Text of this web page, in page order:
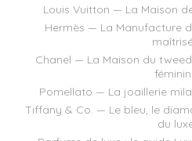
Louis Vuitton — La Maison
Hermès — La Manufacture
Chanel — La Maison du
Pomellato — La joaillerie
Tiffany & Co. — Le bleu, le
du